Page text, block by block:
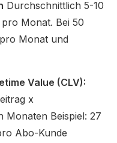
Durchschnittlich 5-10
Monat. Bei 50
Monat und
Value (CLV):
x
Beispiel: 27
Abo-Kunde